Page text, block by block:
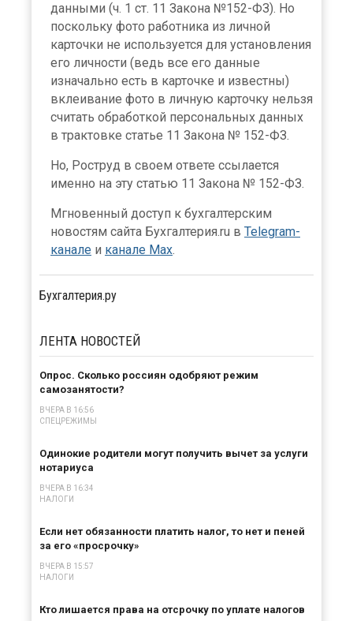
данными (ч. 1 ст. 11 Закона №152-ФЗ). Но
поскольку фото работника из личной
карточки не используется для установления
его личности (ведь все его данные
изначально есть в карточке и известны)
вклеивание фото в личную карточку нельзя
считать обработкой персональных данных
в трактовке статье 11 Закона № 152-ФЗ.
Но, Роструд в своем ответе ссылается
именно на эту статью 11 Закона № 152-ФЗ.
Мгновенный доступ к бухгалтерским
новостям сайта Бухгалтерия.ru в Telegram-
канале и канале Max.
Бухгалтерия.ру
ЛЕНТА НОВОСТЕЙ
Опрос. Сколько россиян одобряют режим
самозанятости?
ВЧЕРА В 16:56
СПЕЦРЕЖИМЫ
Одинокие родители могут получить вычет за услуги
нотариуса
ВЧЕРА В 16:34
НАЛОГИ
Если нет обязанности платить налог, то нет и пеней
за его «просрочку»
ВЧЕРА В 15:57
НАЛОГИ
Кто лишается права на отсрочку по уплате налогов